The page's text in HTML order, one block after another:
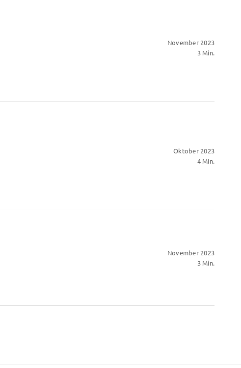
November 2023
3 Min.
Oktober 2023
4 Min.
November 2023
3 Min.